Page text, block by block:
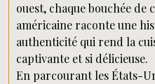
ouest, chaque bouchée de
américaine raconte une
authenticité qui rend la
captivante et si délicieuse.
En parcourant les États-